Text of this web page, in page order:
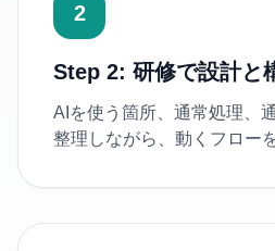
2
Step 2: 研修で設計と
AIを使う箇所、通常処理、
整理しながら、動くフロー